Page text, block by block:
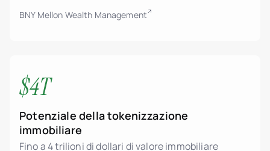
BNY Mellon Wealth Management
$4T
Potenziale della tokenizzazione
immobiliare
Fino a 4 trilioni di dollari di valore immobiliare